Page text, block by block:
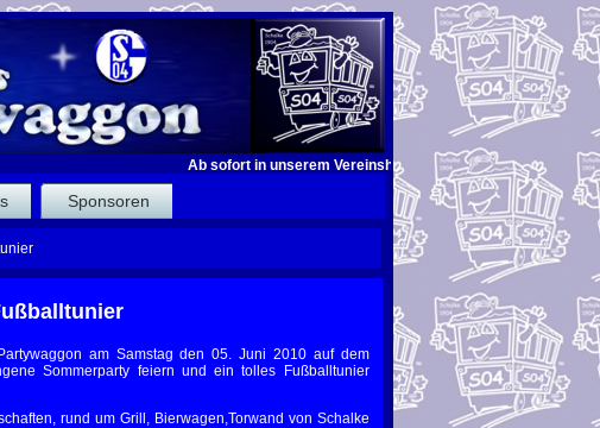
Ab sofort in unserem Vereinsheim für jeden Gast ! Bei jedem
Sponsoren
am Samstag den 05. Juni 2010 auf dem
Sommerparty feiern und ein tolles Fußballtunier
rund um Grill, Bierwagen,Torwand von Schalke